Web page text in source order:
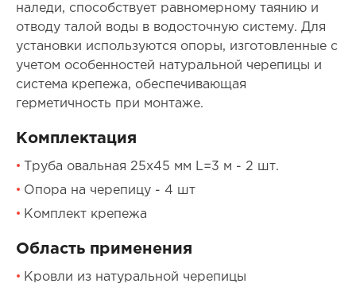
наледи, способствует равномерному таянию и
отводу талой воды в водосточную систему. Для
установки используются опоры, изготовленные с
учетом особенностей натуральной черепицы и
система крепежа, обеспечивающая
герметичность при монтаже.
Комплектация
Труба овальная 25х45 мм L=3 м - 2 шт.
Опора на черепицу - 4 шт
Комплект крепежа
Область применения
Кровли из натуральной черепицы